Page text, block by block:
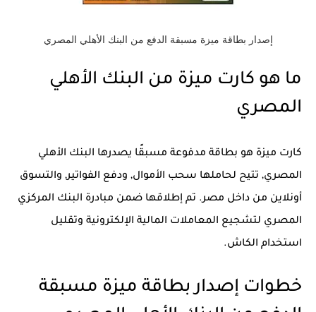
إصدار بطاقة ميزة مسبقة الدفع من البنك الأهلي المصري
ما هو كارت ميزة من البنك الأهلي
المصري
كارت ميزة هو بطاقة مدفوعة مسبقًا يصدرها البنك الأهلي
المصري, تتيح لحاملها سحب الأموال, ودفع الفواتير, والتسوق
أونلاين من داخل مصر. تم إطلاقها ضمن مبادرة البنك المركزي
المصري لتشجيع المعاملات المالية الإلكترونية وتقليل
استخدام الكاش.
خطوات إصدار بطاقة ميزة مسبقة